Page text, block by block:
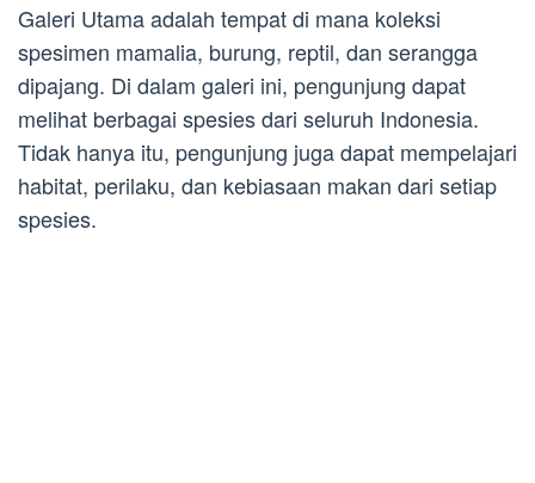
Galeri Utama adalah tempat di mana koleksi
spesimen mamalia, burung, reptil, dan serangga
dipajang. Di dalam galeri ini, pengunjung dapat
melihat berbagai spesies dari seluruh Indonesia.
Tidak hanya itu, pengunjung juga dapat mempelajari
habitat, perilaku, dan kebiasaan makan dari setiap
spesies.